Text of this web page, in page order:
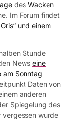
des Wacken
Im Forum findet
und einem
Stunde
News eine
am Sonntag
Daten von
anderen
Spiegelung des
vergessen wurde